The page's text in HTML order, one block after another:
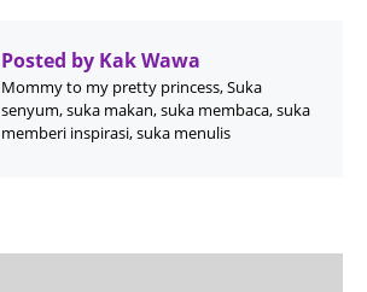
Posted by Kak Wawa
Mommy to my pretty princess, Suka
senyum, suka makan, suka membaca, suka
memberi inspirasi, suka menulis